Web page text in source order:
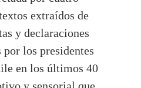
extraídos de
y declaraciones
los presidentes
en los últimos 40